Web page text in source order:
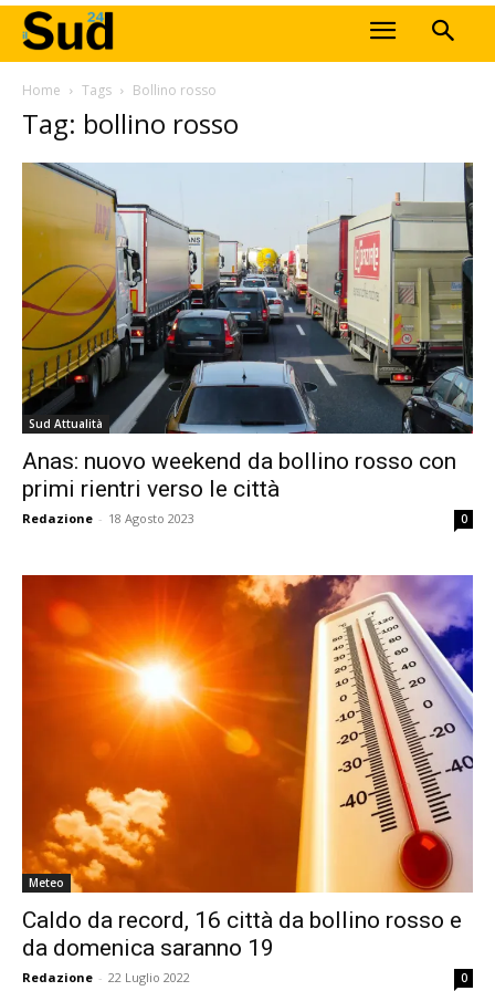
Home Tags Bollino rosso
Tag: bollino rosso
Sud Attualità
Anas: nuovo weekend da bollino rosso con
primi rientri verso le città
Redazione - 18 Agosto 2023 0
Meteo
Caldo da record, 16 città da bollino rosso e
da domenica saranno 19
Redazione - 22 Luglio 2022 0